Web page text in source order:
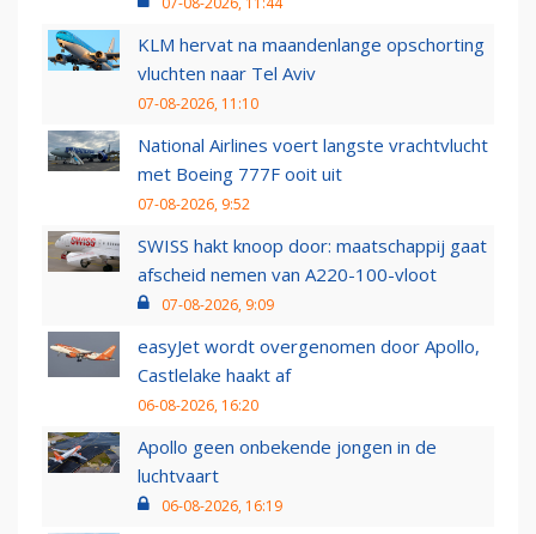
KLM hervat na maandenlange opschorting
vluchten naar Tel Aviv
07-08-2026, 11:10
National Airlines voert langste vrachtvlucht
met Boeing 777F ooit uit
07-08-2026, 9:52
SWISS hakt knoop door: maatschappij gaat
afscheid nemen van A220-100-vloot
07-08-2026, 9:09
easyJet wordt overgenomen door Apollo,
Castlelake haakt af
06-08-2026, 16:20
Apollo geen onbekende jongen in de
luchtvaart
06-08-2026, 16:19